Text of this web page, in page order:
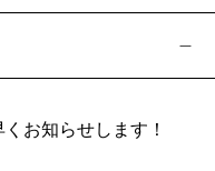
お知らせします！